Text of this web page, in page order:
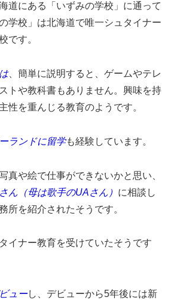
道にある「いずみの学校」に通って
学校」は北海道で唯一シュタイナー
です。
、簡単に説明すると、ゲームやテレ
トや教科書もありません。興味を持
性を重んじる教育のようです。
ランドに留学も経験しています。
真や絵で仕事ができないかと思い、
ん（母は歌手のUAさん） に相談し
所を紹介されたそうです。
イナー教育を受けていたそうです
ューし、デビューから5年後には新